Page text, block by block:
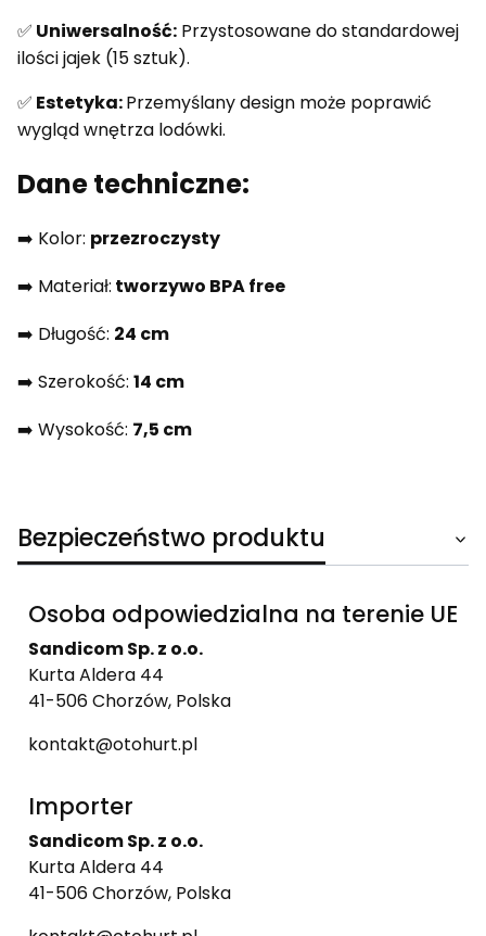
✅ Uniwersalność: Przystosowane do standardowej
ilości jajek (15 sztuk).
✅ Estetyka:Przemyślany design może poprawić
wygląd wnętrza lodówki.
Dane techniczne:
➡️ Kolor: przezroczysty
➡️ Materiał: tworzywo BPA free
➡️ Długość: 24 cm
➡️ Szerokość: 14 cm
➡️ Wysokość: 7,5 cm
Bezpieczeństwo produktu
Osoba odpowiedzialna na terenie UE
Sandicom Sp. z o.o.
Kurta Aldera 44
41-506 Chorzów, Polska
kontakt@otohurt.pl
Importer
Sandicom Sp. z o.o.
Kurta Aldera 44
41-506 Chorzów, Polska